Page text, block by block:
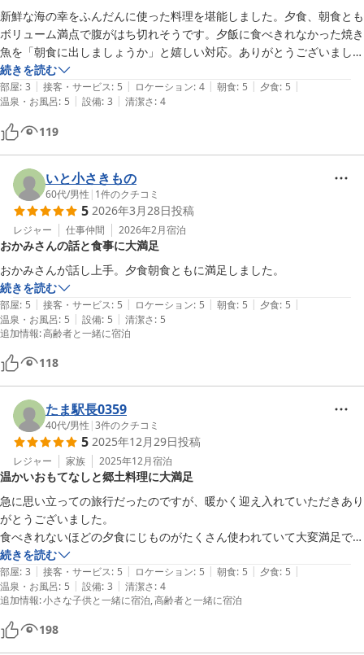
新鮮な海の幸をふんだんに使った料理を堪能しました。夕食、朝食とも
ボリューム満点で腹がはち切れそうです。夕飯に食べきれなかった焼き
魚を「朝食に出しましょうか」と嬉しい対応。ありがとうございました
続きを読む
部屋: 3 | 接客・サービス: 5 | ロケーション: 4 | 朝食: 5 | 夕食: 5 |
温泉・お風呂: 5 | 設備: 3 | 清潔さ: 4
119
いと小さきもの
60代/男性 | 1件のクチコミ
5 2026年3月28日投稿
レジャー 仕事仲間 2026年2月宿泊
おかみさんの話と食事に大満足
続きを読む
部屋: 5 | 接客・サービス: 5 | ロケーション: 5 | 朝食: 5 | 夕食: 5 |
温泉・お風呂: 5 | 設備: 5 | 清潔さ: 5
追加情報:高齢者と一緒に宿泊
118
たま駅長0359
40代/男性 |3件のクチコミ
5 2025年12月29日投稿
レジャー 家族 2025年12月宿泊
温かいおもてなしと郷土料理に大満足
急に思い立っての旅行だったのですが、暖かく迎え入れていただきあり
がとうございました。
食べきれないほどの夕食にじものがたくさん使われていて大変満足でき
ました。
近くに伺う事があれば、また利用させていただきたいです。
続きを読む
部屋: 3 | 接客・サービス: 5 | ロケーション: 5 | 朝食: 5 | 夕食: 5 |
温泉・お風呂: 5 | 設備: 3 | 清潔さ: 4
追加情報:小さな子供と一緒に宿泊 高齢者と一緒に宿泊
198